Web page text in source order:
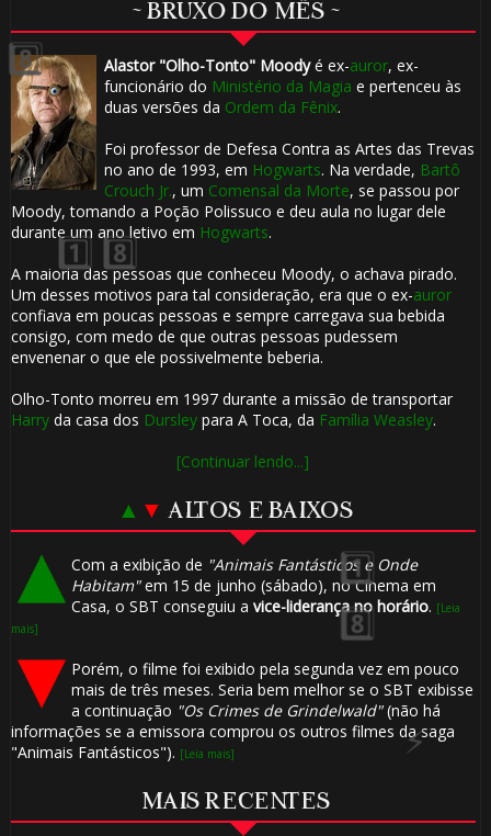
~ BRUXO DO MÊS ~
Alastor "Olho-Tonto" Moodyé ex-auror, ex-
funcionário do Ministério da Magia e pertenceu às
duas versões da Ordem da Fênix.
Foi professor de Defesa Contra as Artes das Trevas
no ano de 1993, em Hogwarts. Na verdade, Bartô
Crouch Jr., um Comensal da Morte, se passou por
Moody, tomando a Poção Polissuco e deu aula no lugar dele
durante um ano letivo em Hogwarts.
A maioria das pessoas que conheceu Moody, o achava pirado.
Um desses motivos para tal consideração, era que o ex-auror
confiava em poucas pessoas e sempre carregava sua bebida
consigo, com medo de que outras pessoas pudessem
envenenar o que ele possivelmente beberia.
Olho-Tonto morreu em 1997 durante a missão de transportar
Harryda casa dos Dursleypara A Toca, da Família Weasley.
[Continuar lendo...]
▲ ▼ ALTOS E BAIXOS
Com a exibição de "Animais Fantásticos e Onde
Habitam"em 15 de junho (sábado), no Cinema em
Casa, o SBT conseguiu a vice-liderança no horário. [Leia
mais]
Porém, o filme foi exibido pela segunda vez em pouco
mais de três meses. Seria bem melhor se o SBT exibisse
a continuação "Os Crimes de Grindelwald"(não há
informações se a emissora comprou os outros filmes da saga
"Animais Fantásticos"). [Leia mais]
MAIS RECENTES
🎈
1️⃣ 8️⃣
🎈
⚡